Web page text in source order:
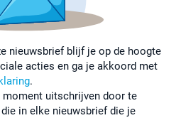
nieuwsbrief blijf je op de hoogte
acties en ga je akkoord met
.
uitschrijven door te
in elke nieuwsbrief die je